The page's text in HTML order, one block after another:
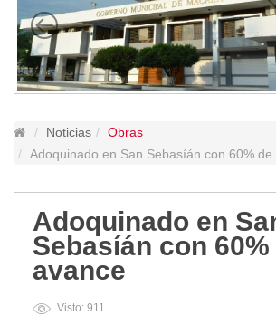
Noticias
Obras
Adoquinado en San Sebasíán con 60% de
Adoquinado en
Sebasíán con 60%
avance
Visto: 911
Cantón
Himno a Macará
Símbolos Patrios
Gastronomía
Lugares Turísticos
Balnearios
Petroglifos
Numbiaranga
Plan de Desarrollo Turístico
Noticias